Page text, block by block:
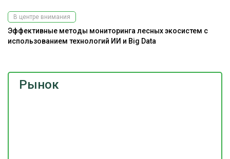
Рынок
В центре внимания
Эффективные методы мониторинга лесных экосистем с
использованием технологий ИИ и Big Data